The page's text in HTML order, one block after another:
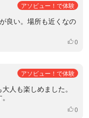
アソビュー！で体験
良い。場所も近くなの
いいね
0
アソビュー！で体験
人も楽しめました。
いいね
0